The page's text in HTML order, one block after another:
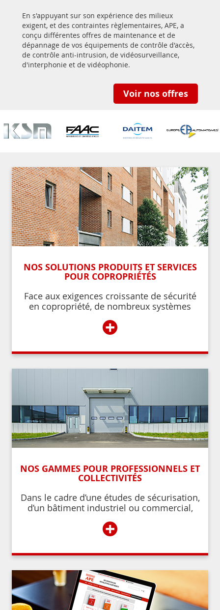
En s'appuyant sur son expérience des milieux
exigent, et des contraintes règlementaires, APE, a
conçu différentes offres de maintenance et de
dépannage de vos équipements de contrôle d'accès,
de contrôle anti-intrusion, de vidéosurveillance,
d'interphonie et de vidéophonie.
Voir nos offres
NOS SOLUTIONS PRODUITS ET SERVICES
POUR COPROPRIÉTÉS
Face aux exigences croissante de sécurité
en copropriété, de nombreux systèmes
l’accès à l’immeuble aux résidents ou aux
personnes autorisées par ces derniers.
+
NOS GAMMES POUR PROFESSIONNELS ET
COLLECTIVITÉS
Dans le cadre d’une études de sécurisation,
d’un bâtiment industriel ou commercial,
+